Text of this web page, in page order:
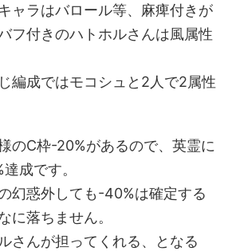
ャラはバロール等、麻痺付きが
フ付きのハトホルさんは風属性
編成ではモコシュと2人で2属性
のC枠-20%があるので、英霊に
成です。
幻惑外しても-40%は確定する
に落ちません。
さんが担ってくれる、となる